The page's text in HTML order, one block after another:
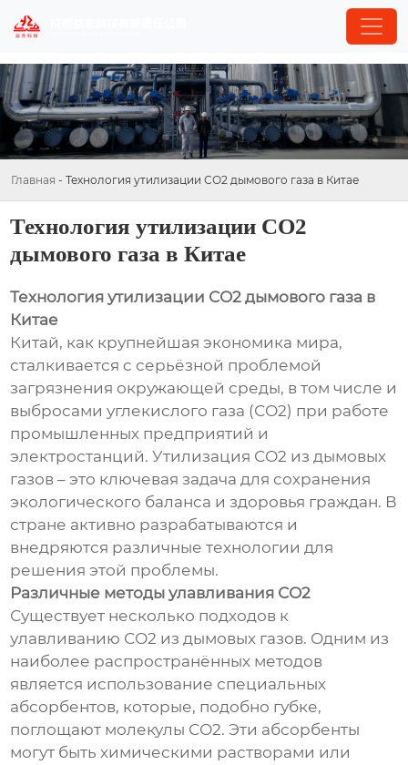
Главная - Технология утилизации СО2 дымового газа в Китае
Технология утилизации СО2
дымового газа в Китае
Технология утилизации СО2 дымового газа в
Китае
Китай, как крупнейшая экономика мира,
сталкивается с серьёзной проблемой
загрязнения окружающей среды, в том числе и
выбросами углекислого газа (СО2) при работе
промышленных предприятий и
электростанций. Утилизация СО2 из дымовых
газов – это ключевая задача для сохранения
экологического баланса и здоровья граждан. В
стране активно разрабатываются и
внедряются различные технологии для
решения этой проблемы.
Различные методы улавливания СО2
Существует несколько подходов к
улавливанию СО2 из дымовых газов. Одним из
наиболее распространённых методов
является использование специальных
абсорбентов, которые, подобно губке,
поглощают молекулы СО2. Эти абсорбенты
могут быть химическими растворами или